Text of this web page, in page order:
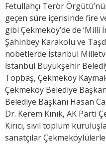
Fetullahçı Terör
geçen süre içerisinde fire
gibi Çekmeköy’de de
Şahinbey Karakolu ve
nöbetlerde İstanbul
İstanbul Büyükşehir
Topbaş, Çekmeköy
Çekmeköy Belediye
Belediye Başkanı Hasan
Dr. Kerem Kınık, AK Parti
Kırıcı, sivil toplum
sanatçılar